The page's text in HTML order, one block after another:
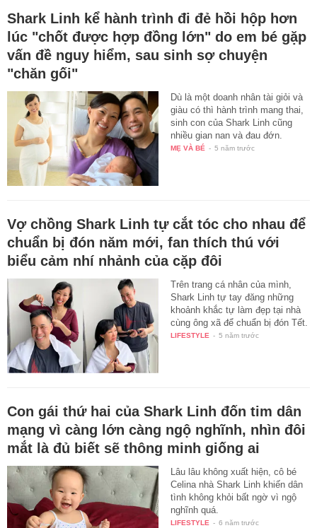
Shark Linh kể hành trình đi đẻ hồi hộp hơn
lúc "chốt được hợp đồng lớn" do em bé gặp
vấn đề nguy hiểm, sau sinh sợ chuyện
"chăn gối"
Dù là một doanh nhân tài giỏi và
giàu có thì hành trình mang thai,
sinh con của Shark Linh cũng
nhiều gian nan và đau đớn.
MẸ VÀ BÉ - 5 năm trước
Vợ chồng Shark Linh tự cắt tóc cho nhau để
chuẩn bị đón năm mới, fan thích thú với
biểu cảm nhí nhảnh của cặp đôi
Trên trang cá nhân của mình,
Shark Linh tự tay đăng những
khoảnh khắc tự làm đẹp tại nhà
cùng ông xã để chuẩn bị đón Tết.
LIFESTYLE - 5 năm trước
Con gái thứ hai của Shark Linh đốn tim dân
mạng vì càng lớn càng ngộ nghĩnh, nhìn đôi
mắt là đủ biết sẽ thông minh giống ai
Lâu lâu không xuất hiện, cô bé
Celina nhà Shark Linh khiến dân
tình không khỏi bất ngờ vì ngộ
nghĩnh quá.
LIFESTYLE - 6 năm trước